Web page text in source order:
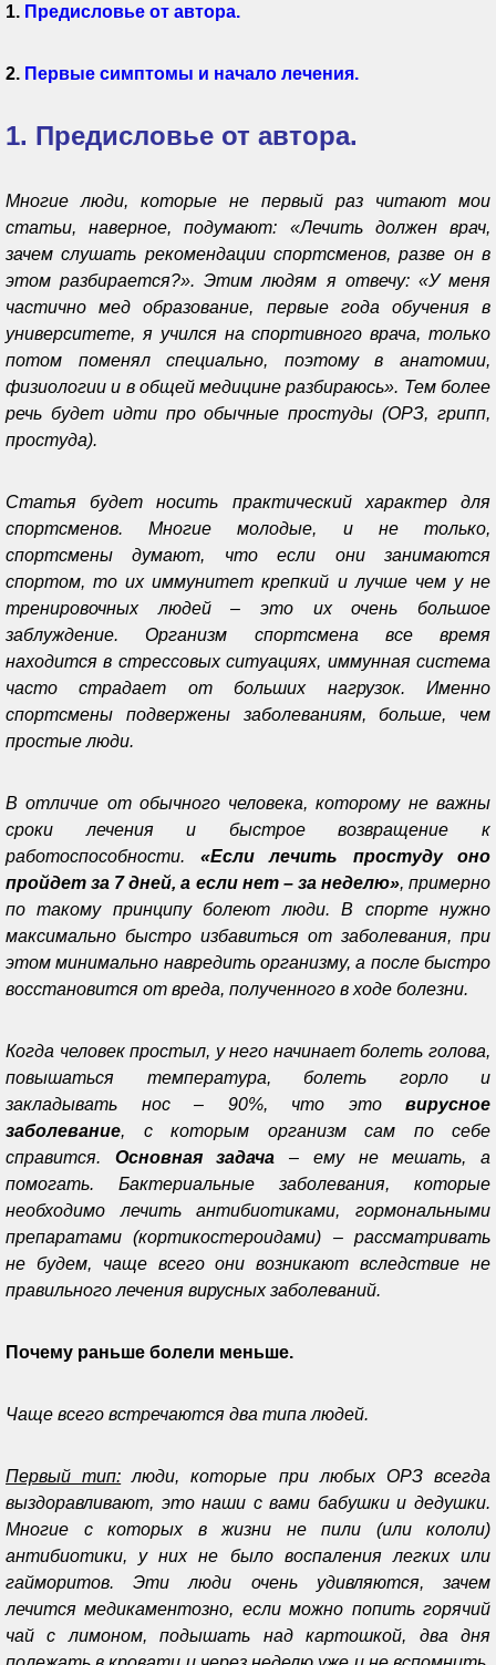
1. Предисловье от автора.
2. Первые симптомы и начало лечения.
1. Предисловье от автора.
Многие люди, которые не первый раз читают мои
статьи, наверное, подумают: «Лечить должен врач,
зачем слушать рекомендации спортсменов, разве он в
этом разбирается?». Этим людям я отвечу: «У меня
частично мед образование, первые года обучения в
университете, я учился на спортивного врача, только
потом поменял специально, поэтому в анатомии,
физиологии и в общей медицине разбираюсь». Тем более
речь будет идти про обычные простуды (ОРЗ, грипп,
простуда).
Статья будет носить практический характер для
спортсменов. Многие молодые, и не только,
спортсмены думают, что если они занимаются
спортом, то их иммунитет крепкий и лучше чем у не
тренировочных людей – это их очень большое
заблуждение. Организм спортсмена все время
находится в стрессовых ситуациях, иммунная система
часто страдает от больших нагрузок. Именно
спортсмены подвержены заболеваниям, больше, чем
простые люди.
В отличие от обычного человека, которому не важны
сроки лечения и быстрое возвращение к
работоспособности. «Если лечить простуду оно
пройдет за 7 дней, а если нет – за неделю», примерно
по такому принципу болеют люди. В спорте нужно
максимально быстро избавиться от заболевания, при
этом минимально навредить организму, а после быстро
восстановится от вреда, полученного в ходе болезни.
Когда человек простыл, у него начинает болеть голова,
повышаться температура, болеть горло и
закладывать нос – 90%, что это вирусное
заболевание, с которым организм сам по себе
справится. Основная задача – ему не мешать, а
помогать. Бактериальные заболевания, которые
необходимо лечить антибиотиками, гормональными
препаратами (кортикостероидами) – рассматривать
не будем, чаще всего они возникают вследствие не
правильного лечения вирусных заболеваний.
Почему раньше болели меньше.
Чаще всего встречаются два типа людей.
Первый тип: люди, которые при любых ОРЗ всегда
выздоравливают, это наши с вами бабушки и дедушки.
Многие с которых в жизни не пили (или кололи)
антибиотики, у них не было воспаления легких или
гайморитов. Эти люди очень удивляются, зачем
лечится медикаментозно, если можно попить горячий
чай с лимоном, подышать над картошкой, два дня